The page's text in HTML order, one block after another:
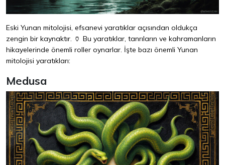
Eski Yunan mitolojisi, efsanevi yaratıklar açısından oldukça
zengin bir kaynaktır. 🏺 Bu yaratıklar, tanrıların ve kahramanların
hikayelerinde önemli roller oynarlar. İşte bazı önemli Yunan
mitolojisi yaratıkları:
Medusa